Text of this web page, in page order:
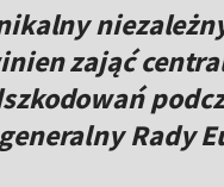
zająć
Rady